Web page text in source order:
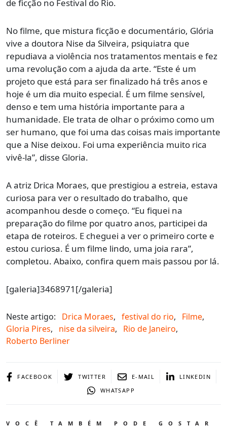
de ficção no Festival do Rio.
No filme, que mistura ficção e documentário, Glória
vive a doutora Nise da Silveira, psiquiatra que
repudiava a violência nos tratamentos mentais e fez
uma revolução com a ajuda da arte. “Este é um
projeto que está para ser finalizado há três anos e
hoje é um dia muito especial. É um filme sensível,
denso e tem uma história importante para a
humanidade. Ele trata de olhar o próximo como um
ser humano, que foi uma das coisas mais importante
que a Nise deixou. Foi uma experiência muito rica
vivê-la”, disse Gloria.
A atriz Drica Moraes, que prestigiou a estreia, estava
curiosa para ver o resultado do trabalho, que
acompanhou desde o começo. “Eu fiquei na
preparação do filme por quatro anos, participei da
etapa de roteiros. E cheguei a ver o primeiro corte e
estou curiosa. É um filme lindo, uma joia rara”,
completou. Abaixo, confira quem mais passou por lá.
[galeria]3468971[/galeria]
Neste artigo: Drica Moraes, festival do rio, Filme,
Gloria Pires, nise da silveira, Rio de Janeiro,
Roberto Berliner
FACEBOOK TWITTER E-MAIL
LINKEDIN
WHATSAPP
VOCÊ TAMBÉM PODE GOSTAR